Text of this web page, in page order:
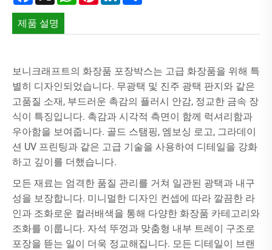
제품 설명
보니크래프트의 화장품 포장박스는 고급 화장품을 위해 특
별히 디자인되었습니다. 무광택 및 진주 광택 판지와 같은
고품질 소재, 부드러운 촉감의 플러시 안감, 정교한 금속 장
식이 특징입니다. 촉감과 시각적 측면이 함께 럭셔리함과
우아함을 보여줍니다. 골드 스탬핑, 엠보싱 로고, 그라데이
션 UV 프린팅과 같은 고급 기술을 사용하여 디테일을 강화
하고 깊이를 더했습니다.
모든 재료는 엄격한 품질 관리를 거쳐 일관된 광택과 내구
성을 보장합니다. 미니멀한 디자인 컨셉에 따라 깔끔한 라
인과 조화로운 컬러배색을 통해 다양한 화장품 카테고리와
조화를 이룹니다. 자석 뚜껑과 맞춤형 내부 트레이 구조로
포장을 뜯는 일이 더욱 정교해집니다. 모든 디테일이 브랜